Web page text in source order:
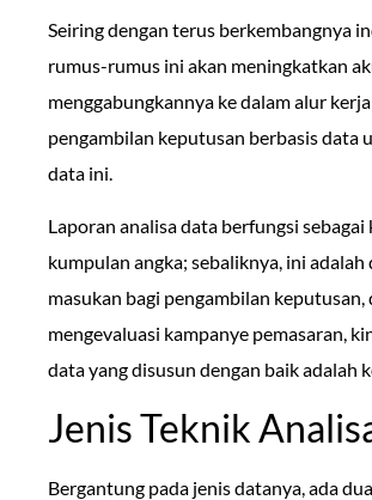
Seiring dengan terus berkembangnya
rumus-rumus ini akan meningkatkan
menggabungkannya ke dalam alur
pengambilan keputusan berbasis data
data ini.
Laporan analisa data berfungsi
kumpulan angka; sebaliknya, ini
masukan bagi pengambilan
mengevaluasi kampanye pemasaran,
data yang disusun dengan baik adalah
Jenis Teknik
Bergantung pada jenis datanya, ada